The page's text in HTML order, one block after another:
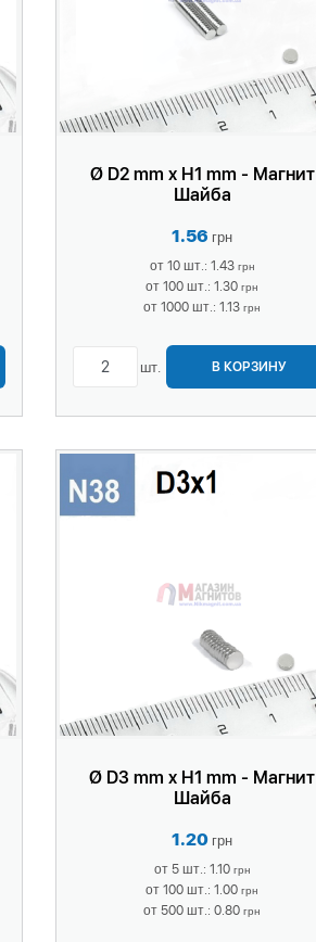
Ø D2 mm x H1 mm - Магнит
Шайба
1.56 грн
от 10 шт.: 1.43 грн
от 100 шт.: 1.30 грн
от 1000 шт.: 1.13 грн
шт. В КОРЗИНУ
Ø D3 mm x H1 mm - Магнит
Шайба
1.20 грн
от 5 шт.: 1.10 грн
от 100 шт.: 1.00 грн
от 500 шт.: 0.80 грн